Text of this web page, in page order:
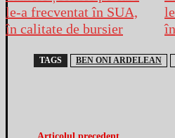
TAGS BEN ONI ARDELEAN